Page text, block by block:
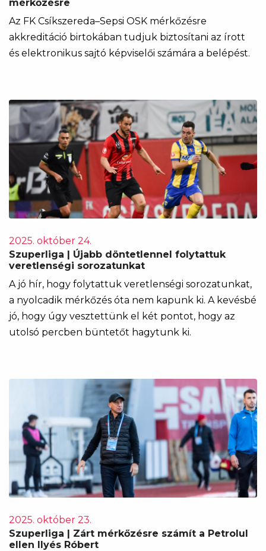
mérkőzésre
Az FK Csíkszereda–Sepsi OSK mérkőzésre
akkreditáció birtokában tudjuk biztosítani az írott
és elektronikus sajtó képviselői számára a belépést.
2025. október 24.
Szuperliga | Újabb döntetlennel folytattuk
veretlenségi sorozatunkat
A jó hír, hogy folytattuk veretlenségi sorozatunkat,
a nyolcadik mérkőzés óta nem kapunk ki. A kevésbé
jó, hogy úgy vesztettünk el két pontot, hogy az
utolsó percben büntetőt hagytunk ki.
2025. október 23.
Szuperliga | Zárt mérkőzésre számít a Petrolul
ellen Ilyés Róbert